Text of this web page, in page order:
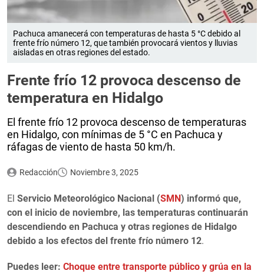
Pachuca amanecerá con temperaturas de hasta 5 °C debido al
frente frío número 12, que también provocará vientos y lluvias
aisladas en otras regiones del estado.
Frente frío 12 provoca descenso de
temperatura en Hidalgo
El frente frío 12 provoca descenso de temperaturas
en Hidalgo, con mínimas de 5 °C en Pachuca y
ráfagas de viento de hasta 50 km/h.
Redacción Noviembre 3, 2025
El Servicio Meteorológico Nacional (SMN) informó que,
con el inicio de noviembre, las temperaturas continuarán
descendiendo en Pachuca y otras regiones de Hidalgo
debido a los efectos del frente frío número 12.
Puedes leer: Choque entre transporte público y grúa en la